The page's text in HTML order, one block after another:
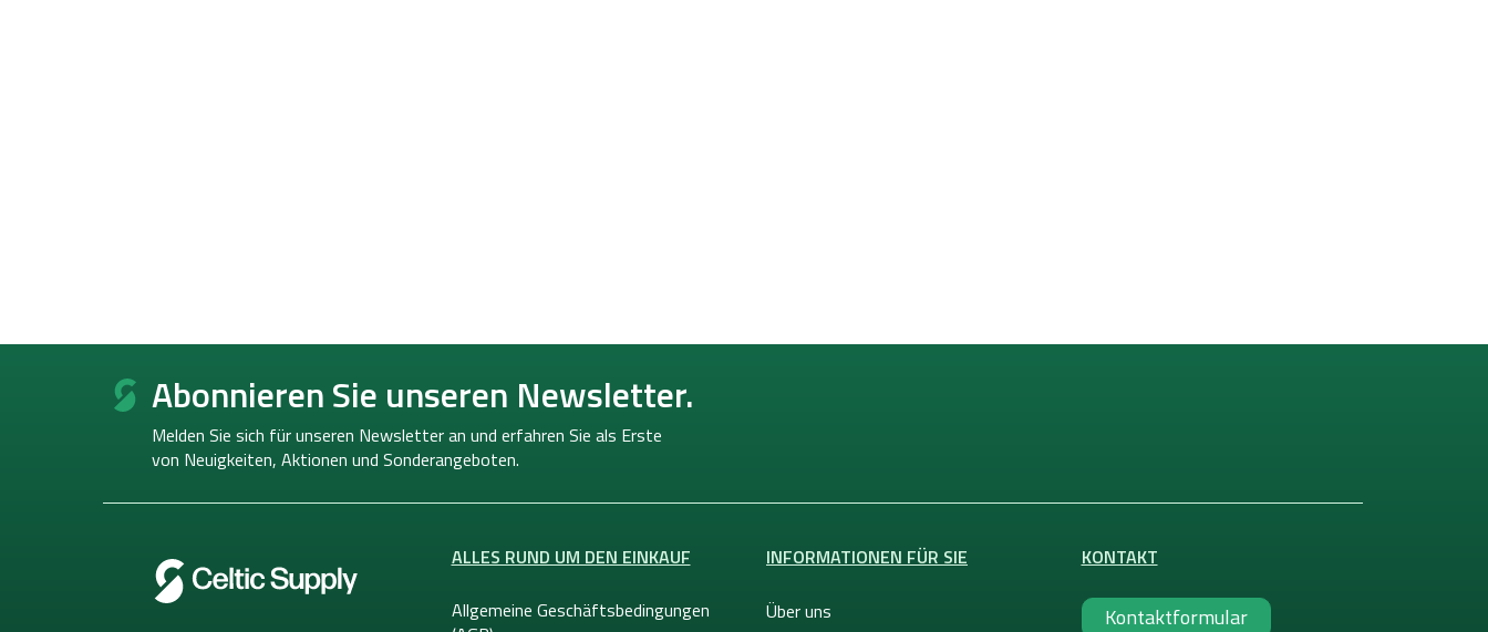
F
Abonnieren Sie unseren Newsletter.
Melden Sie sich für unseren Newsletter an und erfahren Sie als Erste
von Neuigkeiten, Aktionen und Sonderangeboten.
ALLES RUND UM DEN EINKAUF
Allgemeine Geschäftsbedingungen
INFORMATIONEN FÜR SIE
Über uns
KONTAKT
Kontaktformular